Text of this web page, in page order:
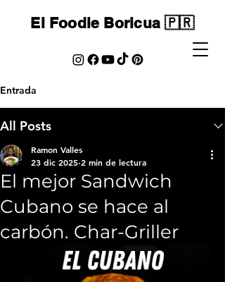
El Foodie Boricua 🇵🇷
Entrada
All Posts
El mejor Sandwich
Cubano se hace al
carbón. Char-Griller
Ramon Valles
23 dic 2025 2 min de lectura